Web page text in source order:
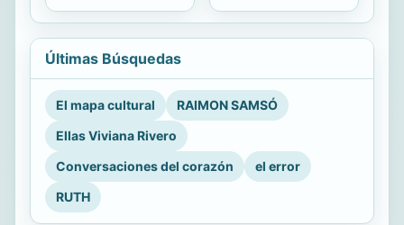
Últimas Búsquedas
El mapa cultural
RAIMON SAMSÓ
Ellas Viviana Rivero
Conversaciones del corazón
el error
RUTH